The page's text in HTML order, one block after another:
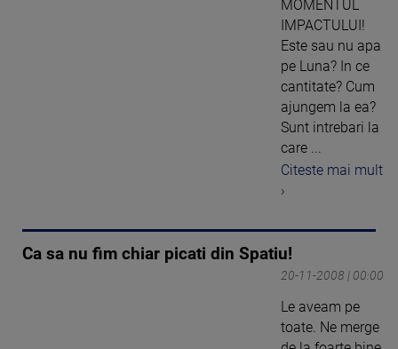
MOMENTUL
IMPACTULUI!
Este sau nu apa
pe Luna? In ce
cantitate? Cum
ajungem la ea?
Sunt intrebari la
care ...
Citeste mai mult
›
Ca sa nu fim chiar picati din Spatiu!
20-11-2008 | 00:00
Le aveam pe
toate. Ne merge